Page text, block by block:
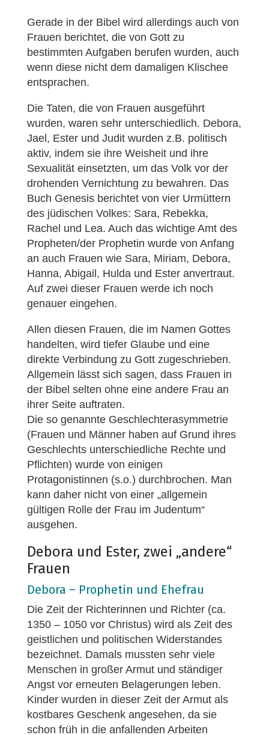
Gerade in der Bibel wird allerdings auch von
Frauen berichtet, die von Gott zu
bestimmten Aufgaben berufen wurden, auch
wenn diese nicht dem damaligen Klischee
entsprachen.
Die Taten, die von Frauen ausgeführt
wurden, waren sehr unterschiedlich. Debora,
Jael, Ester und Judit wurden z.B. politisch
aktiv, indem sie ihre Weisheit und ihre
Sexualität einsetzten, um das Volk vor der
drohenden Vernichtung zu bewahren. Das
Buch Genesis berichtet von vier Urmüttern
des jüdischen Volkes: Sara, Rebekka,
Rachel und Lea. Auch das wichtige Amt des
Propheten/der Prophetin wurde von Anfang
an auch Frauen wie Sara, Miriam, Debora,
Hanna, Abigail, Hulda und Ester anvertraut.
Auf zwei dieser Frauen werde ich noch
genauer eingehen.
Allen diesen Frauen, die im Namen Gottes
handelten, wird tiefer Glaube und eine
direkte Verbindung zu Gott zugeschrieben.
Allgemein lässt sich sagen, dass Frauen in
der Bibel selten ohne eine andere Frau an
ihrer Seite auftraten.
Die so genannte Geschlechterasymmetrie
(Frauen und Männer haben auf Grund ihres
Geschlechts unterschiedliche Rechte und
Pflichten) wurde von einigen
Protagonistinnen (s.o.) durchbrochen. Man
kann daher nicht von einer „allgemein
gültigen Rolle der Frau im Judentum“
ausgehen.
Debora und Ester, zwei „andere“
Frauen
Debora – Prophetin und Ehefrau
Die Zeit der Richterinnen und Richter (ca.
1350 – 1050 vor Christus) wird als Zeit des
geistlichen und politischen Widerstandes
bezeichnet. Damals mussten sehr viele
Menschen in großer Armut und ständiger
Angst vor erneuten Belagerungen leben.
Kinder wurden in dieser Zeit der Armut als
kostbares Geschenk angesehen, da sie
schon früh in die anfallenden Arbeiten